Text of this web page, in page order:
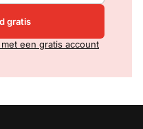
gratis
een gratis account